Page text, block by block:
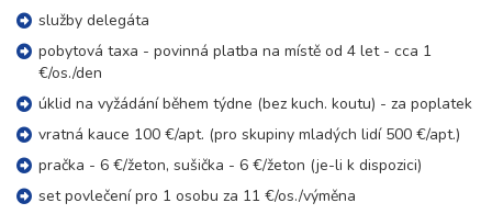
služby delegáta
pobytová taxa - povinná platba na místě od 4 let - cca 1
€/os./den
úklid na vyžádání během týdne (bez kuch. koutu) - za poplatek
vratná kauce 100 €/apt. (pro skupiny mladých lidí 500 €/apt.)
pračka - 6 €/žeton, sušička - 6 €/žeton (je-li k dispozici)
set povlečení pro 1 osobu za 11 €/os./výměna